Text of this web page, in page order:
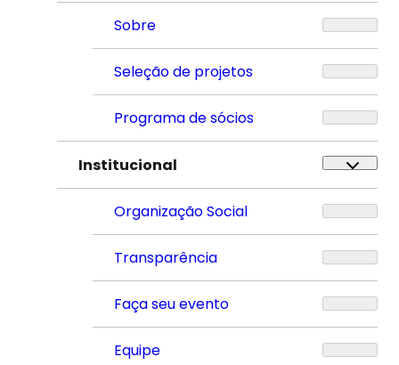
Sobre
Seleção de projetos
Programa de sócios
Institucional
Organização Social
Transparência
Faça seu evento
Equipe